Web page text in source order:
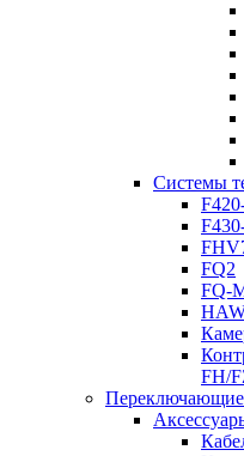
Системы
FQ2
FQ-
FH/